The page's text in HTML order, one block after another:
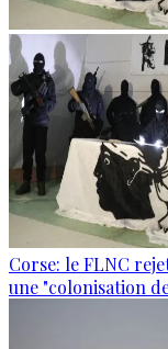
Corse: le FLNC
une "colonisation